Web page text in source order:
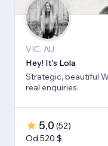
VIC, AU
Hey! It's Lola
Strategic, beautiful
real enquiries.
5,0 (52)
Od 520 $